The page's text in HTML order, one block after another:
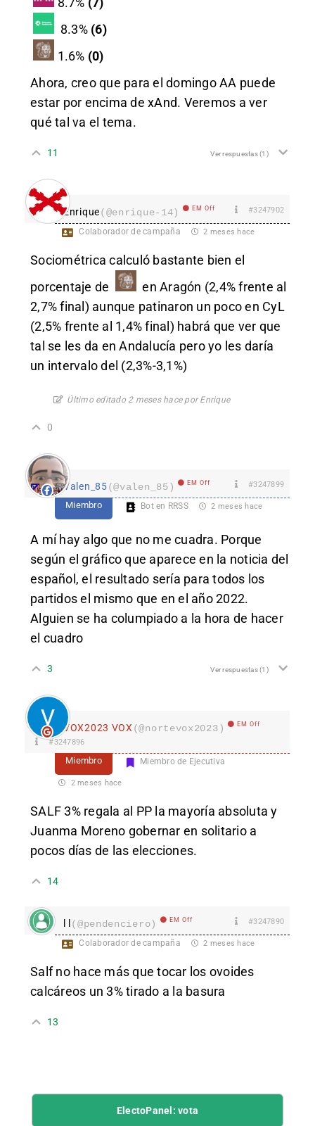
8.3% (6)
1.6% (0)
Ahora, creo que para el domingo AA puede
estar por encima de xAnd. Veremos a ver
qué tal va el tema.
11 Ver respuestas(1)
Enrique(@enrique-14) EM Off #3247902
Colaborador de campaña 2 meses hace
Sociométrica calculó bastante bien el
porcentaje de
en Aragón (2,4% frente al
2,7% final) aunque patinaron un poco en CyL
(2,5% frente al 1,4% final) habrá que ver que
tal se les da en Andalucía pero yo les daría
un intervalo del (2,3%-3,1%)
Último editado 2 meses hace por Enrique
0
Valen_85(@valen_85) EM Off #3247899
Miembro Bot en RRSS 2 meses hace
A mí hay algo que no me cuadra. Porque
según el gráfico que aparece en la noticia del
español, el resultado sería para todos los
partidos el mismo que en el año 2022.
Alguien se ha columpiado a la hora de hacer
el cuadro
3 Ver respuestas(1)
VOX2023 VOX (@nortevox2023) EM Off
#3247896
Miembro Miembro de Ejecutiva
2 meses hace
SALF 3% regala al PP la mayoría absoluta y
Juanma Moreno gobernar en solitario a
pocos días de las elecciones.
14
l l(@pendenciero) EM Off #3247890
Colaborador de campaña 2 meses hace
Salf no hace más que tocar los ovoides
calcáreos un 3% tirado a la basura
13
ElectoPanel: vota